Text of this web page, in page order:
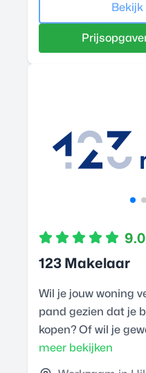
Bekijk
9.0
123 Makelaar
Wil je jouw woning
pand gezien dat je
kopen? Of wil je
meer bekijken